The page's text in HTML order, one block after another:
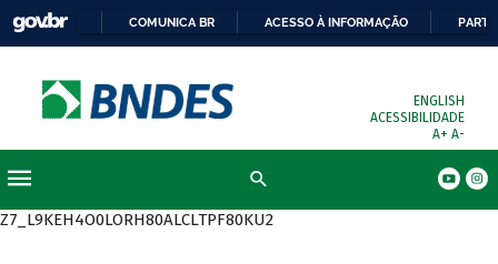
COMUNICA BR ACESSO À INFORMAÇÃO
ENGLISH
ACESSIBILIDADE
A+ A-
Z7_L9KEH4O0LORH80ALCLTPF80KU2